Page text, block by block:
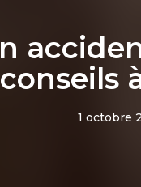
conseils
1 octobre